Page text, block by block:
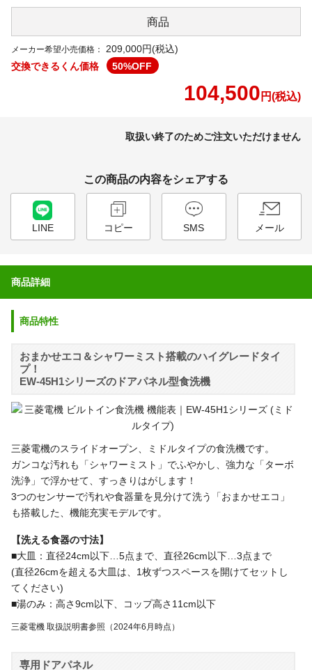
商品
メーカー希望小売価格：
209,000円(税込)
交換できるくん価格
50%OFF
104,500 円(税込)
取扱い終了のためご注文いただけません
この商品の内容をシェアする
LINE コピー SMS メール
商品詳細
商品特性
おまかせエコ＆シャワーミスト搭載のハイグレードタイ
プ！
EW-45H1シリーズのドアパネル型食洗機
三菱電機のスライドオープン、ミドルタイプの食洗機です。
ガンコな汚れも「シャワーミスト」でふやかし、強力な「ターボ
洗浄」で浮かせて、すっきりはがします！
3つのセンサーで汚れや食器量を見分けて洗う「おまかせエコ」
も搭載した、機能充実モデルです。
【洗える食器の寸法】
■大皿：直径24cm以下…5点まで、直径26cm以下…3点まで
(直径26cmを超える大皿は、1枚ずつスペースを開けてセットし
てください)
■湯のみ：高さ9cm以下、コップ高さ11cm以下
三菱電機 取扱説明書参照（2024年6月時点）
専用ドアパネル